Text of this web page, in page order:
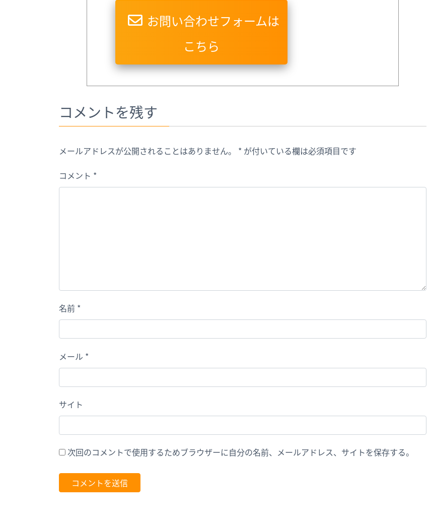
お問い合わせフォームは
こちら
コメントを残す
メールアドレスが公開されることはありません。 * が付いている欄は必須項目です
コメント *
名前 *
メール *
サイト
次回のコメントで使用するためブラウザーに自分の名前、メールアドレス、サイトを保存する。